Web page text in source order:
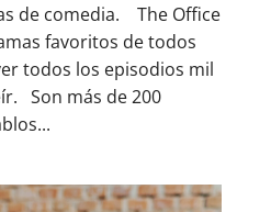
de comedia. The Office
favoritos de todos
todos los episodios mil
Son más de 200